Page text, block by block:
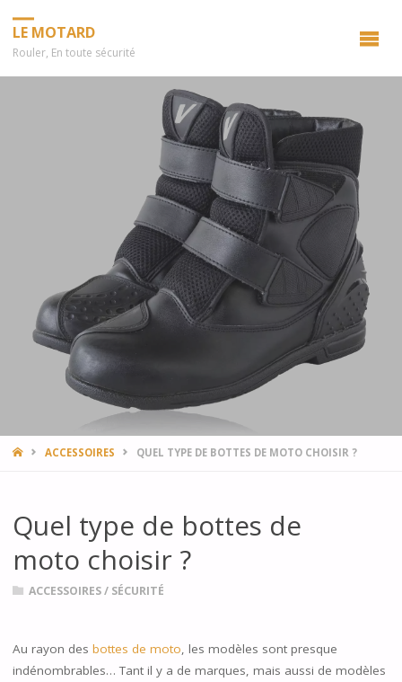
LE MOTARD
Rouler, En toute sécurité
HOMEACCESSOIRES QUEL TYPE DE BOTTES DE MOTO CHOISIR ?
Quel type de bottes de
moto choisir ?
ACCESSOIRES/ SÉCURITÉ
Au rayon des bottes de moto, les modèles sont presque
indénombrables… Tant il y a de marques, mais aussi de modèles